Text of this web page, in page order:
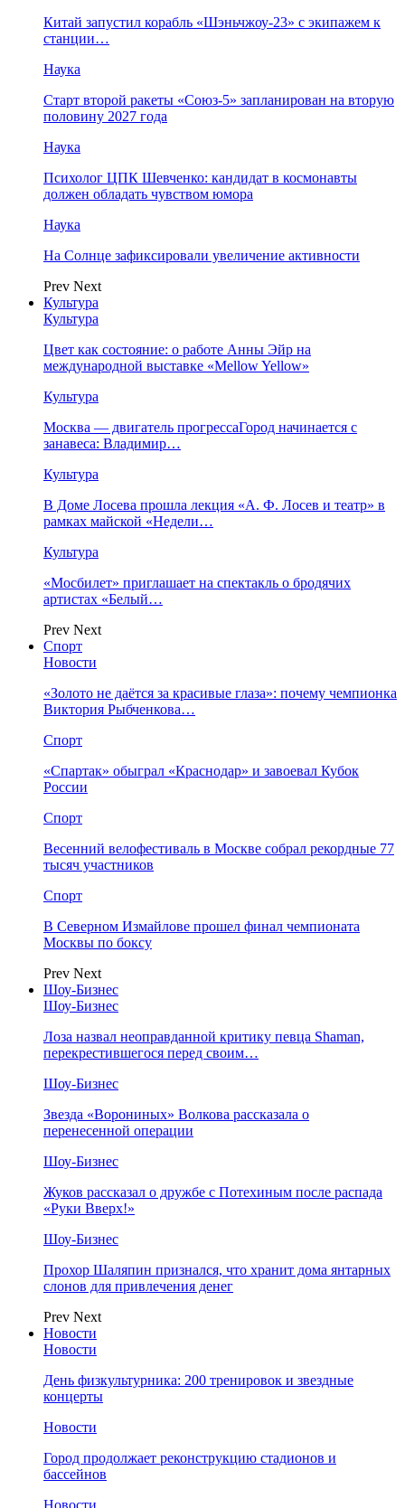
Китай запустил корабль «Шэньчжоу-23» с экипажем к
станции…
Наука
Старт второй ракеты «Союз-5» запланирован на вторую
половину 2027 года
Наука
Психолог ЦПК Шевченко: кандидат в космонавты
должен обладать чувством юмора
Наука
На Солнце зафиксировали увеличение активности
Prev Next
Культура
Культура
Цвет как состояние: о работе Анны Эйр на
международной выставке «Mellow Yellow»
Культура
Москва — двигатель прогрессаГород начинается с
занавеса: Владимир…
Культура
В Доме Лосева прошла лекция «А. Ф. Лосев и театр» в
рамках майской «Недели…
Культура
«Мосбилет» приглашает на спектакль о бродячих
артистах «Белый…
Prev Next
Спорт
Новости
«Золото не даётся за красивые глаза»: почему чемпионка
Виктория Рыбченкова…
Спорт
«Спартак» обыграл «Краснодар» и завоевал Кубок
России
Спорт
Весенний велофестиваль в Москве собрал рекордные 77
тысяч участников
Спорт
В Северном Измайлове прошел финал чемпионата
Москвы по боксу
Prev Next
Шоу-Бизнес
Шоу-Бизнес
Лоза назвал неоправданной критику певца Shaman,
перекрестившегося перед своим…
Шоу-Бизнес
Звезда «Ворониных» Волкова рассказала о
перенесенной операции
Шоу-Бизнес
Жуков рассказал о дружбе с Потехиным после распада
«Руки Вверх!»
Шоу-Бизнес
Прохор Шаляпин признался, что хранит дома янтарных
слонов для привлечения денег
Prev Next
Новости
Новости
День физкультурника: 200 тренировок и звездные
концерты
Новости
Город продолжает реконструкцию стадионов и
бассейнов
Новости